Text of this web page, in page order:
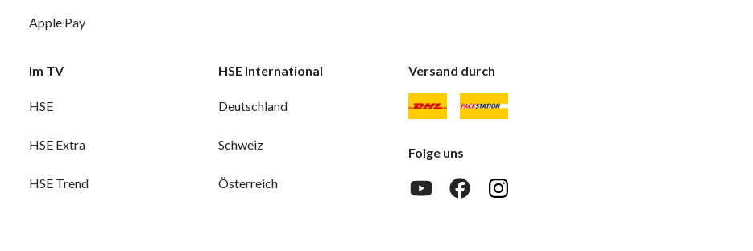
Apple Pay
Im TV
HSE
HSE Extra
HSE Trend
HSE International
Deutschland
Schweiz
Österreich
Versand durch
Folge uns